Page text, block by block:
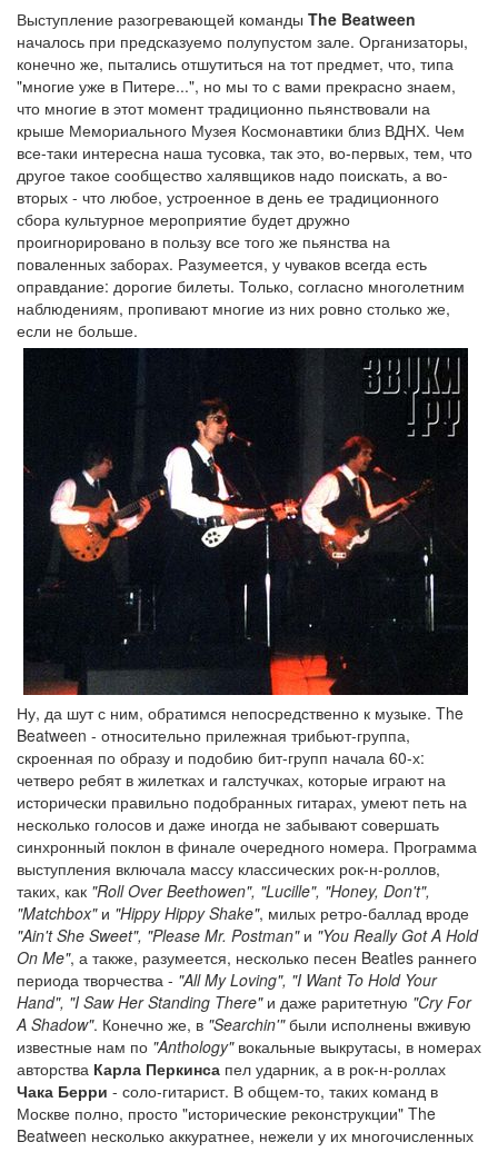
Выступление разогревающей команды The Beatween
началось при предсказуемо полупустом зале. Организаторы,
конечно же, пытались отшутиться на тот предмет, что, типа
"многие уже в Питере...", но мы то с вами прекрасно знаем,
что многие в этот момент традиционно пьянствовали на
крыше Мемориального Музея Космонавтики близ ВДНХ. Чем
все-таки интересна наша тусовка, так это, во-первых, тем, что
другое такое сообщество халявщиков надо поискать, а во-
вторых - что любое, устроенное в день ее традиционного
сбора культурное мероприятие будет дружно
проигнорировано в пользу все того же пьянства на
поваленных заборах. Разумеется, у чуваков всегда есть
оправдание: дорогие билеты. Только, согласно многолетним
наблюдениям, пропивают многие из них ровно столько же,
если не больше.
Ну, да шут с ним, обратимся непосредственно к музыке. The
Beatween - относительно прилежная трибьют-группа,
скроенная по образу и подобию бит-групп начала 60-х:
четверо ребят в жилетках и галстучках, которые играют на
исторически правильно подобранных гитарах, умеют петь на
несколько голосов и даже иногда не забывают совершать
синхронный поклон в финале очередного номера. Программа
выступления включала массу классических рок-н-роллов,
таких, как "Roll Over Beethowen", "Lucille", "Honey, Don't",
"Matchbox"и "Hippy Hippy Shake", милых ретро-баллад вроде
"Ain't She Sweet", "Please Mr. Postman"и "You Really Got A Hold
On Me", а также, разумеется, несколько песен Beatles раннего
периода творчества - "All My Loving", "I Want To Hold Your
Hand", "I Saw Her Standing There"и даже раритетную "Cry For
A Shadow". Конечно же, в "Searchin'"были исполнены вживую
известные нам по "Anthology"вокальные выкрутасы, в номерах
авторства Карла Перкинса пел ударник, а в рок-н-роллах
Чака Берри - соло-гитарист. В общем-то, таких команд в
Москве полно, просто "исторические реконструкции" The
Beatween несколько аккуратнее, нежели у их многочисленных